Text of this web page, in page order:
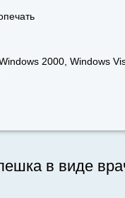
2000, Windows
в виде